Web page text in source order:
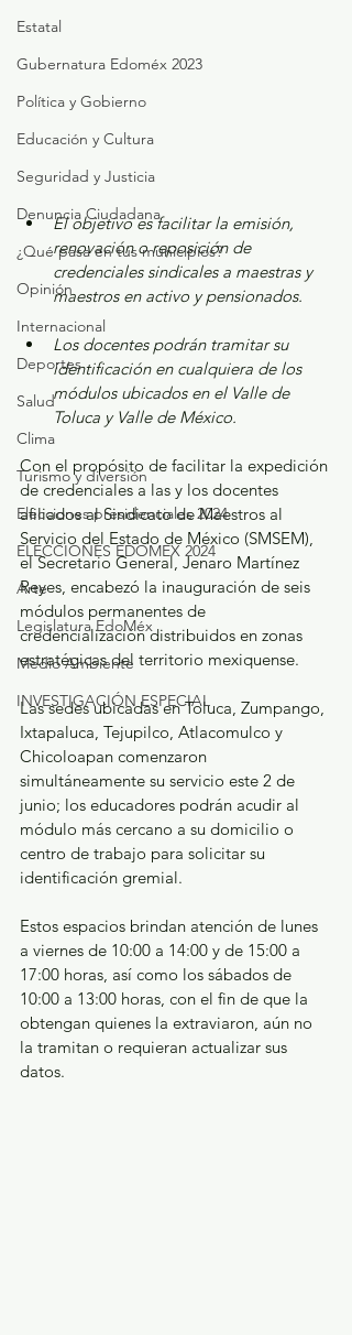
Estatal
Gubernatura Edoméx 2023
Política y Gobierno
Educación y Cultura
Seguridad y Justicia
Denuncia Ciudadana
¿Qué pasa en tus municipios?
Opinión
Internacional
Deportes
Salud
Clima
Turismo y diversión
Elecciones presidenciales 2024
ELECCIONES EDOMEX 2024
Arte
Legislatura EdoMéx
Medio Ambiente
INVESTIGACIÓN ESPECIAL
El objetivo es facilitar la emisión,
renovación o reposición de
credenciales sindicales a maestras y
maestros en activo y pensionados.
Los docentes podrán tramitar su
identificación en cualquiera de los
módulos ubicados en el Valle de
Toluca y Valle de México.
Con el propósito de facilitar la expedición
de credenciales a las y los docentes
afiliados al Sindicato de Maestros al
Servicio del Estado de México (SMSEM),
el Secretario General, Jenaro Martínez
Reyes, encabezó la inauguración de seis
módulos permanentes de
credencialización distribuidos en zonas
estratégicas del territorio mexiquense.
Las sedes ubicadas en Toluca, Zumpango,
Ixtapaluca, Tejupilco, Atlacomulco y
Chicoloapan comenzaron
simultáneamente su servicio este 2 de
junio; los educadores podrán acudir al
módulo más cercano a su domicilio o
centro de trabajo para solicitar su
identificación gremial.
Estos espacios brindan atención de lunes
a viernes de 10:00 a 14:00 y de 15:00 a
17:00 horas, así como los sábados de
10:00 a 13:00 horas, con el fin de que la
obtengan quienes la extraviaron, aún no
la tramitan o requieran actualizar sus
datos.